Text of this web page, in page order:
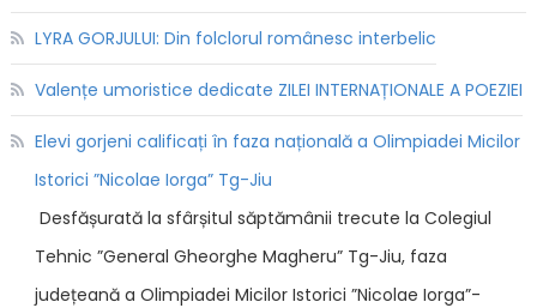
LYRA GORJULUI: Din folclorul românesc interbelic
Valențe umoristice dedicate ZILEI INTERNAȚIONALE A POEZIEI
Elevi gorjeni calificați în faza națională a Olimpiadei Micilor
Istorici ”Nicolae Iorga” Tg-Jiu
Desfășurată la sfârșitul săptămânii trecute la Colegiul
Tehnic ”General Gheorghe Magheru” Tg-Jiu, faza
județeană a Olimpiadei Micilor Istorici ”Nicolae Iorga”-